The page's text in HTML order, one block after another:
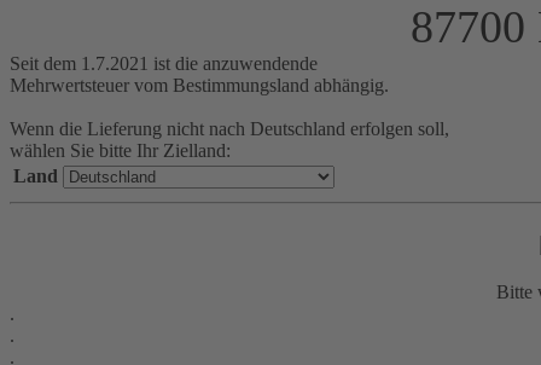
Seit dem 1.7.2021 ist die anzuwendende
Mehrwertsteuer vom Bestimmungsland abhängig.
Wenn die Lieferung nicht nach Deutschland erfolgen soll,
wählen Sie bitte Ihr Zielland:
Land
Bitte
.
.
.